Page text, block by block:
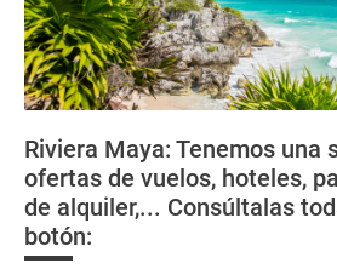
Riviera Maya: Tenemos una
ofertas de vuelos, hoteles,
de alquiler,... Consúltalas
botón:
Cobá
Bucea en
Cozumel, el
paraíso del
Descubre un nuevo mundo bajo
Organiza tu viaje
Documentación
¿Cómo llegar?
¿Dónde alojarse?
La documentación de tu reserva te será
momento que el pago de la reserva esté
Respecto a las tarjetas de embarque, casi
tienen ya todos sus billetes electrónicos por
in por su web.
Eso sí, deberás estar atento si viajas con una
a que muchas de ellas exigen la
(que deberás realizar a través de su web)
suplemento extra en el mismo aeropuerto.